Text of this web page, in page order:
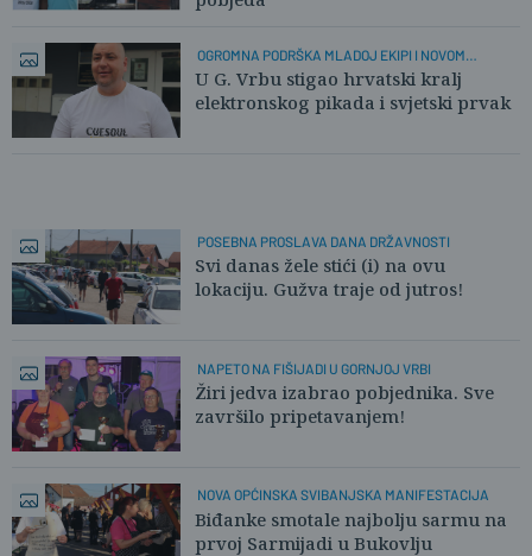
OGROMNA PODRŠKA MLADOJ EKIPI I NOVOM
TURNIRU
U G. Vrbu stigao hrvatski kralj
elektronskog pikada i svjetski prvak
POSEBNA PROSLAVA DANA DRŽAVNOSTI
Svi danas žele stići (i) na ovu
lokaciju. Gužva traje od jutros!
NAPETO NA FIŠIJADI U GORNJOJ VRBI
Žiri jedva izabrao pobjednika. Sve
završilo pripetavanjem!
NOVA OPĆINSKA SVIBANJSKA MANIFESTACIJA
Biđanke smotale najbolju sarmu na
prvoj Sarmijadi u Bukovlju